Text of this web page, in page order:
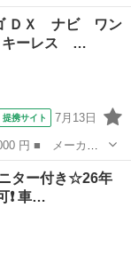
ステアリングスイ
付き☆便利な電動
ＤＸ ナビ ワン
キーレス …
提携サイト 7月13日
■ グレード名：
ス エアコン パ
ター付き☆26年
❗️ 車…